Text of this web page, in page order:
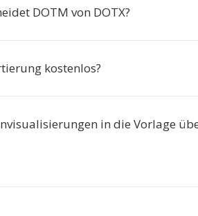
DOTM von DOTX?
kostenlos?
in die Vorlage